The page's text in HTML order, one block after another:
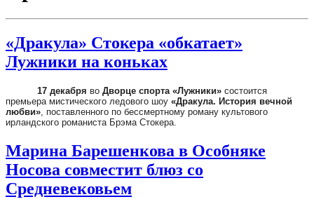
«Дракула» Стокера «обкатает»
Лужники на коньках
17 декабря воДворце спорта «Лужники» состоится
премьера мистического ледового шоу «Дракула. История вечной
любви» , поставленного по бессмертному роману культового
ирландского романиста Брэма Стокера.
Марина Барешенкова в Особняке
Носова совместит блюз со
Средневековьем